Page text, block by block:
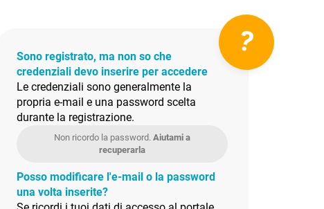
?
Sono registrato, ma non so che
credenziali devo inserire per accedere
Le credenziali sono generalmente la
propria e-mail e una password scelta
durante la registrazione.
Non ricordo la password. Aiutami a
recuperarla
Posso modificare l'e-mail o la password
una volta inserite?